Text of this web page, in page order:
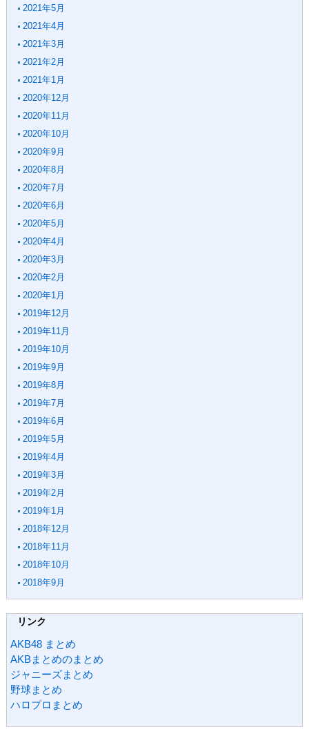
2021年5月
2021年4月
2021年3月
2021年2月
2021年1月
2020年12月
2020年11月
2020年10月
2020年9月
2020年8月
2020年7月
2020年6月
2020年5月
2020年4月
2020年3月
2020年2月
2020年1月
2019年12月
2019年11月
2019年10月
2019年9月
2019年8月
2019年7月
2019年6月
2019年5月
2019年4月
2019年3月
2019年2月
2019年1月
2018年12月
2018年11月
2018年10月
2018年9月
リンク
AKB48 まとめ
AKBまとめのまとめ
ジャニーズまとめ
野球まとめ
ハロプロまとめ